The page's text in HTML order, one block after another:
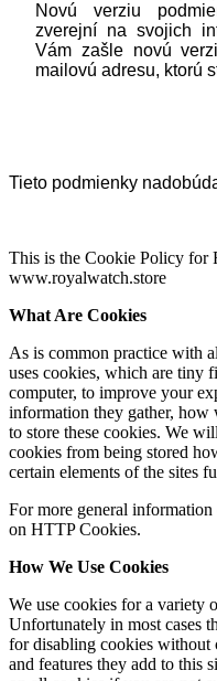
Novú verziu
zverejní na svojich
Vám zašle novú
mailovú adresu, ktorú
Tieto podmienky
This is the Cookie Policy for
www.royalwatch.store
What Are Cookies
As is common practice with
uses cookies, which are tiny
computer, to improve your
information they gather, how
to store these cookies. We
cookies from being stored
certain elements of the sites
For more general
on HTTP Cookies.
How We Use Cookies
We use cookies for a variety
Unfortunately in most cases
for disabling cookies
and features they add to this